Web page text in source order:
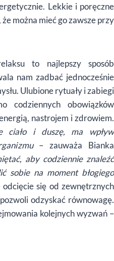
Lekkie i poręczne
można mieć go zawsze przy
to najlepszy sposób
nam zadbać jednocześnie
Ulubione rytuały i zabiegi
codziennych obowiązków
nastrojem i zdrowiem.
ciało i duszę, ma wpływ
– zauważa Bianka
aby codziennie znaleźć
sobie na moment błogiego
się od zewnętrznych
odzyskać równowagę.
kolejnych wyzwań –